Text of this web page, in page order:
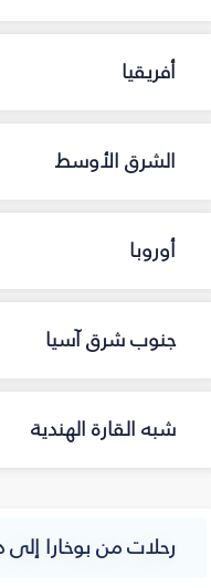
أفريقيا
الشرق الأوسط
أوروبا
جنوب شرق آسيا
شبه القارة الهندية
رحلات من بوخارا